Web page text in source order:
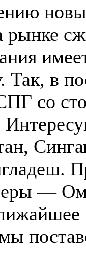
рынке
в
со
—